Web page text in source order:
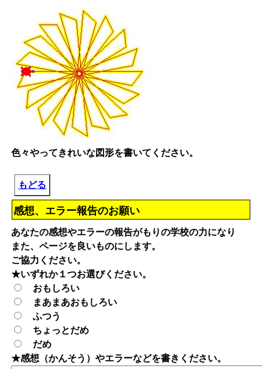
色々やってきれいな図形を書いてください。
もどる
感想、エラー報告のお願い
あなたの感想やエラーの報告がもりの学校の力になり
また、ページを良いものにします。
ご協力ください。
★いずれか１つお選びください。
おもしろい
まあまあおもしろい
ふつう
ちょっとだめ
だめ
★感想（かんそう）やエラーなどを書きください。